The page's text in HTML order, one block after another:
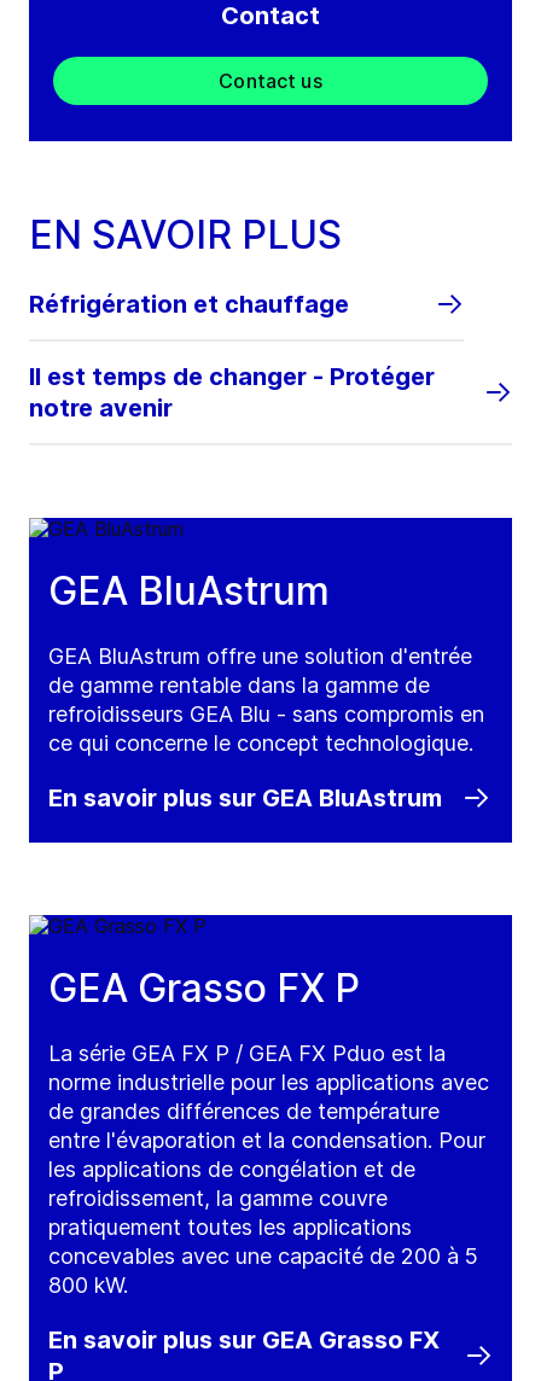
Contact
Contact us
EN SAVOIR PLUS
Réfrigération et chauffage
Il est temps de changer - Protéger
notre avenir
GEA BluAstrum
GEA BluAstrum offre une solution d'entrée
de gamme rentable dans la gamme de
refroidisseurs GEA Blu - sans compromis en
ce qui concerne le concept technologique.
En savoir plus sur GEA BluAstrum
GEA Grasso FX P
La série GEA FX P / GEA FX Pduo est la
norme industrielle pour les applications avec
de grandes différences de température
entre l'évaporation et la condensation. Pour
les applications de congélation et de
refroidissement, la gamme couvre
pratiquement toutes les applications
concevables avec une capacité de 200 à 5
800 kW.
En savoir plus sur GEA Grasso FX
P